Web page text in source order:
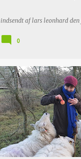
indsendt aflars leonhard den
0